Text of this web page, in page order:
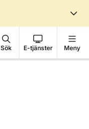
Sök E-tjänster Meny